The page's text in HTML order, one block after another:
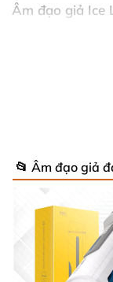
Âm đạo giả Ice
thiết kế độc
Sản phẩm toát
nam giới nhìn
📂 Âm đạo giả